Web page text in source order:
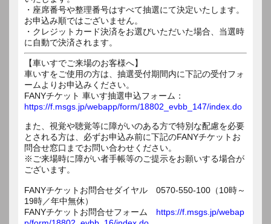
・座席番号や整理番号はすべて抽選にて決定いたします。
お申込み順ではございません。
・クレジットカード決済をお選びいただいた場合、当選時
に自動で決済されます。
【車いすでご来場のお客様へ】
車いすをご使用の方は、抽選受付期間内に下記の受付フォ
ームよりお申込みください。
FANYチケット 車いす抽選申込フォーム：
https://f.msgs.jp/webapp/form/18802_evbb_147/index.do
また、視覚や聴覚等に障がいのある方で特別な配慮を必要
とされる方は、必ずお申込み前に下記のFANYチケットお
問合せ窓口までお問い合わせください。
※ご来場時に障がい者手帳等のご提示をお願いする場合が
ございます。
FANYチケットお問合せダイヤル 0570-550-100（10時～
19時／年中無休）
FANYチケットお問合せフォーム https://f.msgs.jp/webap